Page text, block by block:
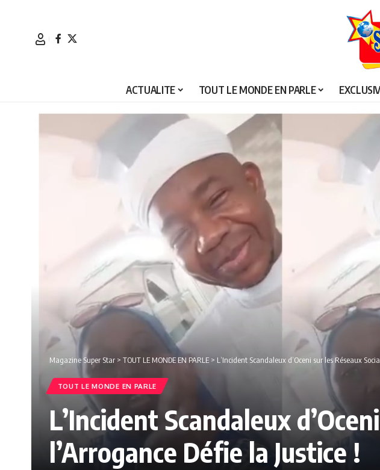
ACTUALITE TOUT LE MONDE EN PARLE
Magazine Super Star > TOUT LE MONDE EN PARLE > L’Incident Scandaleux d’Oceni sur les Réseaux
TOUT LE MONDE EN PARLE
L’Incident Scandaleux
l’Arrogance Défie la Justice !